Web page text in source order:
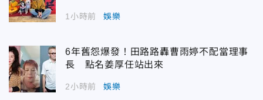
1小時前 娛樂
6年舊怨爆發！田路路轟曹雨婷不配當理事
長 點名姜厚任站出來
2小時前 娛樂